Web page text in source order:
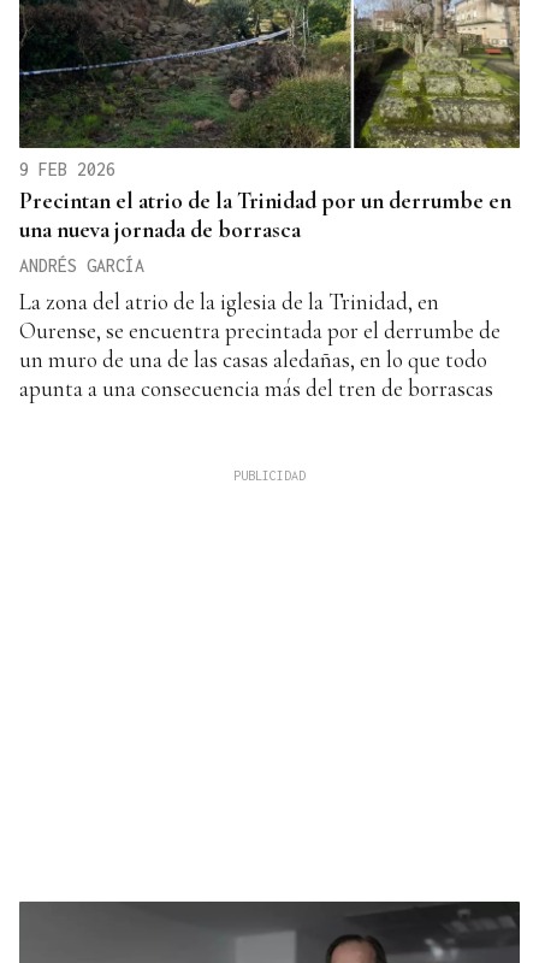
9 FEB 2026
Precintan el atrio de la Trinidad por un derrumbe en
una nueva jornada de borrasca
ANDRÉS GARCÍA
La zona del atrio de la iglesia de la Trinidad, en
Ourense, se encuentra precintada por el derrumbe de
un muro de una de las casas aledañas, en lo que todo
apunta a una consecuencia más del tren de borrascas